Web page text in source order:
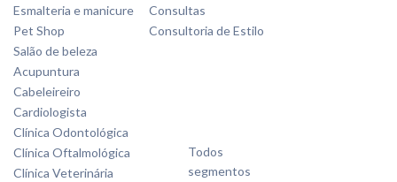
Todos
segmentos
Esmalteria e manicure
Pet Shop
Salão de beleza
Acupuntura
Cabeleireiro
Cardiologista
Clínica Odontológica
Clínica Oftalmológica
Clínica Veterinária
Consultas
Consultoria de Estilo